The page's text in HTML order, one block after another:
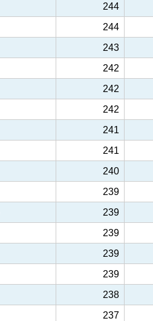
244
244
243
242
242
242
241
241
240
239
239
239
239
239
238
237